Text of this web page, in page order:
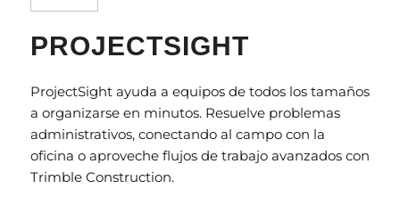
PROJECTSIGHT
ProjectSight ayuda a equipos de todos los tamaños
a organizarse en minutos. Resuelve problemas
administrativos, conectando al campo con la
oficina o aproveche flujos de trabajo avanzados con
Trimble Construction.